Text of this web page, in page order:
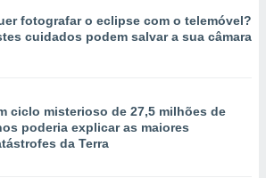
fotografar o eclipse com o telemóvel?
cuidados podem salvar a sua câmara
ciclo misterioso de 27,5 milhões de
poderia explicar as maiores
da Terra